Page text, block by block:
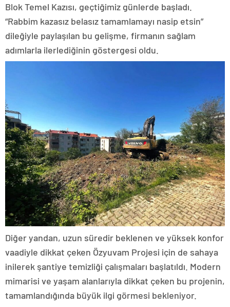
Blok Temel Kazısı, geçtiğimiz günlerde başladı.
“Rabbim kazasız belasız tamamlamayı nasip etsin”
dileğiyle paylaşılan bu gelişme, firmanın sağlam
adımlarla ilerlediğinin göstergesi oldu.
Diğer yandan, uzun süredir beklenen ve yüksek konfor
vaadiyle dikkat çeken Özyuvam Projesi için de sahaya
inilerek şantiye temizliği çalışmaları başlatıldı. Modern
mimarisi ve yaşam alanlarıyla dikkat çeken bu projenin,
tamamlandığında büyük ilgi görmesi bekleniyor.